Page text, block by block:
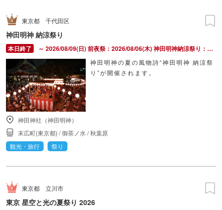
東京都 千代田区
神田明神 納涼祭り
～ 2026/08/09(日) 前夜祭：2026/08/06(木) 神田明神納涼祭り：2026/08/07(金) ～ 2026/08/09(日)
神田明神の夏の風物詩“神田明神 納涼祭
り”が開催されます。
神田神社（神田明神）
末広町(東京都) /御茶ノ水/秋葉原
観光・旅行
祭り
東京都 立川市
東京 星空と光の夏祭り 2026